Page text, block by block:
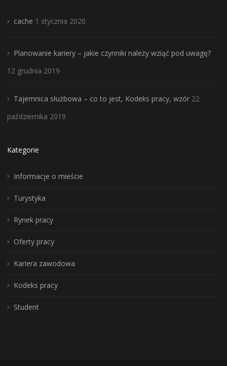
cache 1 stycznia 2020
Planowanie kariery – jakie czynniki należy wziąć pod uwagę?
12 grudnia 2019
Tajemnica służbowa – co to jest, Kodeks pracy, wzór 22
października 2019
Kategorie
Informacje o mieście
Turystyka
Rynek pracy
Oferty pracy
Kariera zawodowa
Kodeks pracy
Student